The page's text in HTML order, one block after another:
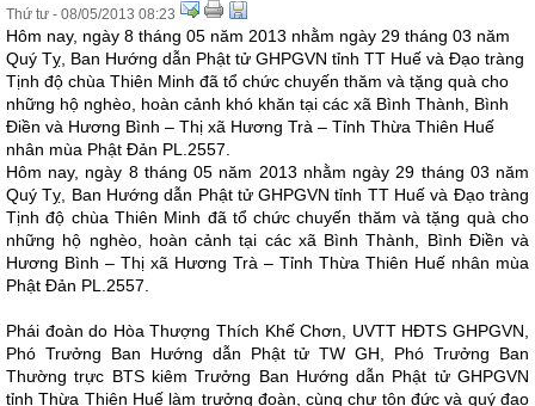
Thứ tư - 08/05/2013 08:23
Hôm nay, ngày 8 tháng 05 năm 2013 nhằm ngày 29 tháng 03 năm
Quý Tỵ, Ban Hướng dẫn Phật tử GHPGVN tỉnh TT Huế và Đạo tràng
Tịnh độ chùa Thiên Minh đã tổ chức chuyến thăm và tặng quà cho
những hộ nghèo, hoàn cảnh khó khăn tại các xã Bình Thành, Bình
Điền và Hương Bình – Thị xã Hương Trà – Tỉnh Thừa Thiên Huế
nhân mùa Phật Đản PL.2557.
Hôm nay, ngày 8 tháng 05 năm 2013 nhằm ngày 29 tháng 03 năm
Quý Tỵ, Ban Hướng dẫn Phật tử GHPGVN tỉnh TT Huế và Đạo tràng
Tịnh độ chùa Thiên Minh đã tổ chức chuyến thăm và tặng quà cho
những hộ nghèo, hoàn cảnh tại các xã Bình Thành, Bình Điền và
Hương Bình – Thị xã Hương Trà – Tỉnh Thừa Thiên Huế nhân mùa
Phật Đản PL.2557.
Phái đoàn do Hòa Thượng Thích Khế Chơn, UVTT HĐTS GHPGVN,
Phó Trưởng Ban Hướng dẫn Phật tử TW GH, Phó Trưởng Ban
Thường trực BTS kiêm Trưởng Ban Hướng dẫn Phật tử GHPGVN
tỉnh Thừa Thiên Huế làm trưởng đoàn, cùng chư tôn đức và quý đạo